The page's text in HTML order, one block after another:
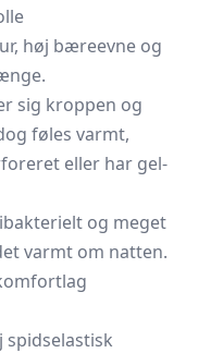
høj bæreevne og
sig kroppen og
føles varmt,
eller har gel-
og meget
varmt om natten.
spidselastisk